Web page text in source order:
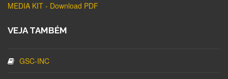
MEDIA KIT - Download PDF
VEJA TAMBÉM
GSC-INC